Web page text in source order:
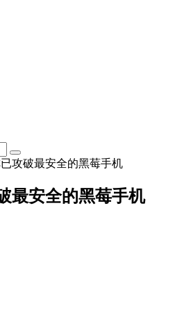
攻破最安全的黑莓手机
最安全的黑莓手机